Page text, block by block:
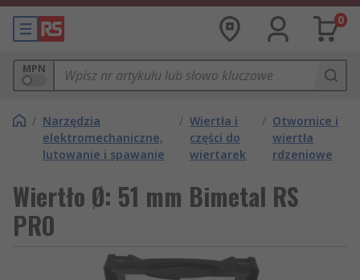
0
MPN
/ Narzędzia
elektromechaniczne,
lutowanie i spawanie
/ Wiertła i
części do
wiertarek
/ Otwornice i
wiertła
rdzeniowe
Wiertło Ø: 51 mm Bimetal RS
PRO